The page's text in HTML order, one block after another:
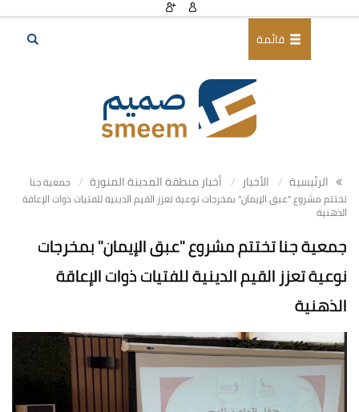
قائمة
الرئيسية الأخبار أخبار منطقة المدينة المنورة
جمعية جنا
تختتم مشروع "عبق الإيمان" بمخرجات نوعية تعزز القيم الدينية للفتيات ذوات الإعاقة
الذهنية
جمعية جنا تختتم مشروع "عبق الإيمان" بمخرجات
نوعية تعزز القيم الدينية للفتيات ذوات الإعاقة
الذهنية